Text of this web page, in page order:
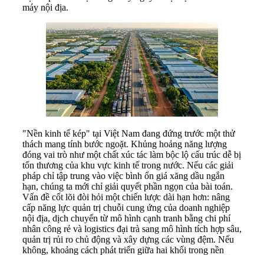
máy nội địa.
"Nền kinh tế kép" tại Việt Nam đang đứng trước một thử
thách mang tính bước ngoặt. Khủng hoảng năng lượng
đóng vai trò như một chất xúc tác làm bộc lộ cấu trúc dễ bị
tổn thương của khu vực kinh tế trong nước. Nếu các giải
pháp chỉ tập trung vào việc bình ổn giá xăng dầu ngắn
hạn, chúng ta mới chỉ giải quyết phần ngọn của bài toán.
Vấn đề cốt lõi đòi hỏi một chiến lược dài hạn hơn: nâng
cấp năng lực quản trị chuỗi cung ứng của doanh nghiệp
nội địa, dịch chuyển từ mô hình cạnh tranh bằng chi phí
nhân công rẻ và logistics đại trà sang mô hình tích hợp sâu,
quản trị rủi ro chủ động và xây dựng các vùng đệm. Nếu
không, khoảng cách phát triển giữa hai khối trong nền